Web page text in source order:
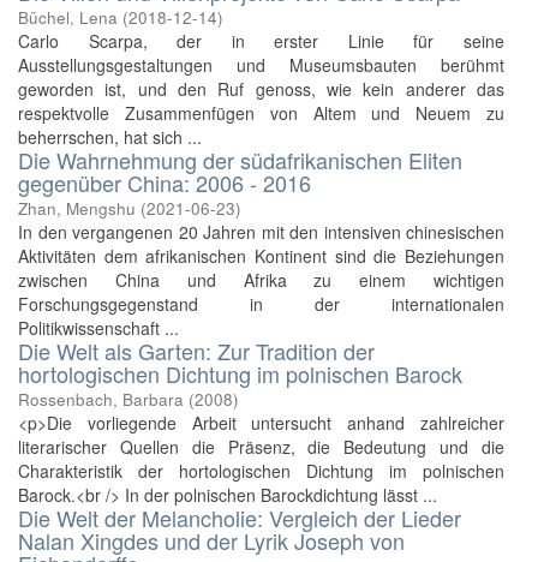
Büchel, Lena (2018-12-14)
Carlo Scarpa, der in erster Linie für seine
Ausstellungsgestaltungen und Museumsbauten berühmt
geworden ist, und den Ruf genoss, wie kein anderer das
respektvolle Zusammenfügen von Altem und Neuem zu
beherrschen, hat sich ...
Die Wahrnehmung der südafrikanischen Eliten
gegenüber China: 2006 - 2016
Zhan, Mengshu (2021-06-23)
In den vergangenen 20 Jahren mit den intensiven chinesischen
Aktivitäten dem afrikanischen Kontinent sind die Beziehungen
zwischen China und Afrika zu einem wichtigen
Forschungsgegenstand in der internationalen
Politikwissenschaft ...
Die Welt als Garten: Zur Tradition der
hortologischen Dichtung im polnischen Barock
Rossenbach, Barbara (2008)
<p>Die vorliegende Arbeit untersucht anhand zahlreicher
literarischer Quellen die Präsenz, die Bedeutung und die
Charakteristik der hortologischen Dichtung im polnischen
Barock.<br /> In der polnischen Barockdichtung lässt ...
Die Welt der Melancholie: Vergleich der Lieder
Nalan Xingdes und der Lyrik Joseph von